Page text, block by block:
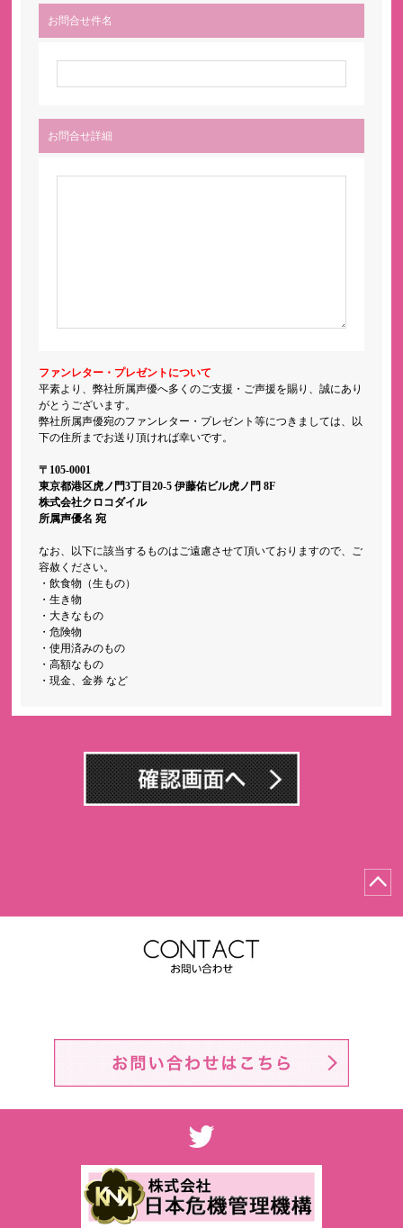
お問合せ件名
お問合せ詳細
ファンレター・プレゼントについて
平素より、弊社所属声優へ多くのご支援・ご声援を賜り、誠にあり
がとうございます。
弊社所属声優宛のファンレター・プレゼント等につきましては、以
下の住所までお送り頂ければ幸いです。
〒105-0001
東京都港区虎ノ門3丁目20-5 伊藤佑ビル虎ノ門 8F
株式会社クロコダイル
所属声優名 宛
なお、以下に該当するものはご遠慮させて頂いておりますので、ご
容赦ください。
・飲食物（生もの）
・生き物
・大きなもの
・危険物
・使用済みのもの
・高額なもの
・現金、金券 など